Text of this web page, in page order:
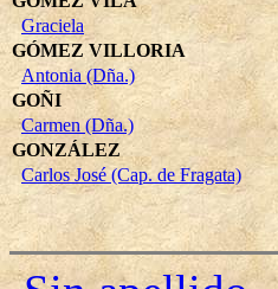
Graciela
GÓMEZ VILLORIA
Antonia (Dña.)
GOÑI
Carmen (Dña.)
GONZÁLEZ
Carlos José (Cap. de Fragata)